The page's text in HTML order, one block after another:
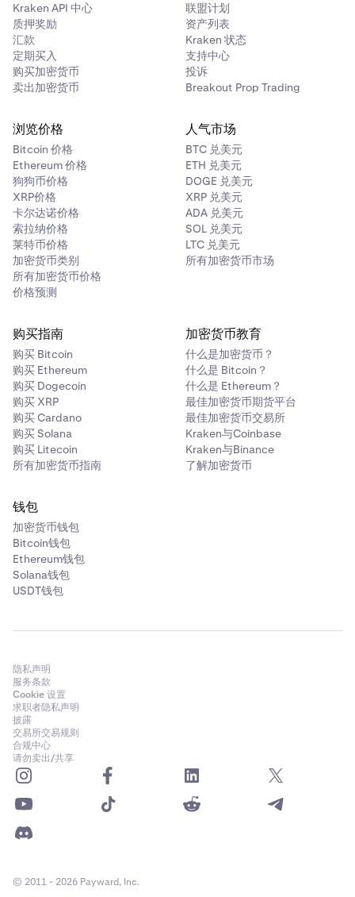
Kraken API 中心
质押奖励
汇款
定期买入
购买加密货币
卖出加密货币
联盟计划
资产列表
Kraken 状态
支持中心
投诉
Breakout Prop Trading
浏览价格
Bitcoin 价格
Ethereum 价格
狗狗币价格
XRP价格
卡尔达诺价格
索拉纳价格
莱特币价格
加密货币类别
所有加密货币价格
价格预测
人气市场
BTC 兑美元
ETH 兑美元
DOGE 兑美元
XRP 兑美元
ADA 兑美元
SOL 兑美元
LTC 兑美元
所有加密货币市场
购买指南
购买 Bitcoin
购买 Ethereum
购买 Dogecoin
购买 XRP
购买 Cardano
购买 Solana
购买 Litecoin
所有加密货币指南
加密货币教育
什么是加密货币？
什么是 Bitcoin？
什么是 Ethereum？
最佳加密货币期货平台
最佳加密货币交易所
Kraken与Coinbase
Kraken与Binance
了解加密货币
钱包
加密货币钱包
Bitcoin钱包
Ethereum钱包
Solana钱包
USDT钱包
隐私声明
服务条款
Cookie 设置
求职者隐私声明
披露
交易所交易规则
合规中心
请勿卖出/共享
© 2011 - 2026 Payward, Inc.